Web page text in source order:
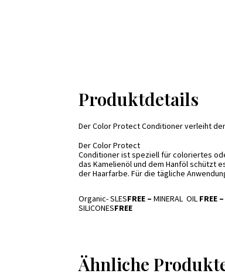
Produktdetails
Der Color Protect Conditioner verleiht
Der Color Protect
Conditioner ist speziell für coloriertes
das Kamelienöl und dem Hanföl schützt
der Haarfarbe. Für die tägliche
Organic- SLESFREE – MINERAL OIL FREE –
SILICONESFREE
Ähnliche